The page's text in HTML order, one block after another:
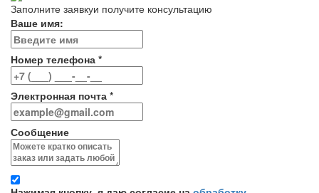
Заполните заявкуи получите консультацию
Ваше имя:
Номер телефона *
Электронная почта *
Сообщение